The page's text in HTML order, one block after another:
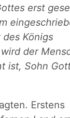
erst
Königs
der
ist, Sohn
Erstens